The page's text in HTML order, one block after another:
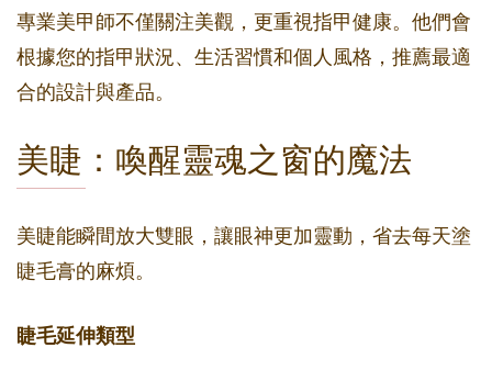
專業美甲師不僅關注美觀，更重視指甲健康。他們會
根據您的指甲狀況、生活習慣和個人風格，推薦最適
合的設計與產品。
美睫：喚醒靈魂之窗的魔法
美睫能瞬間放大雙眼，讓眼神更加靈動，省去每天塗
睫毛膏的麻煩。
睫毛延伸類型